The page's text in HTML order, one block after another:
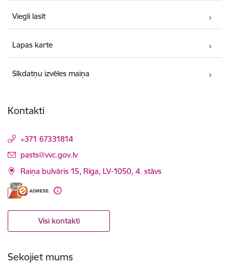
Viegli lasīt
Lapas karte
Sīkdatņu izvēles maiņa
Kontakti
+371 67331814
E-pasts:
pasts@vvc.gov.lv
Raiņa bulvāris 15, Rīga, LV-1050, 4. stāvs
Visi kontakti
Sekojiet mums